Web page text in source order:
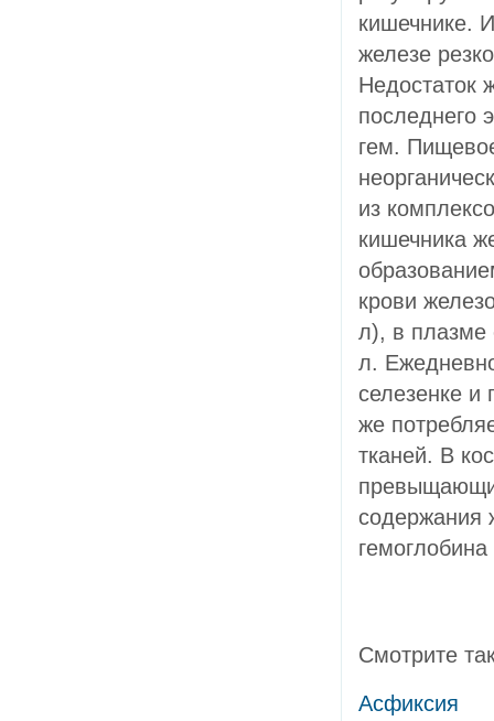
кишечнике.
железе
Недостаток
последнего
гем.
из
кишечника
крови
л), в плазме
л.
селезенке и
же
тканей. В
содержания
Смотрите
Асфиксия